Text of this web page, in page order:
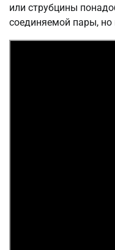
или струбцины
соединяемой пары, но